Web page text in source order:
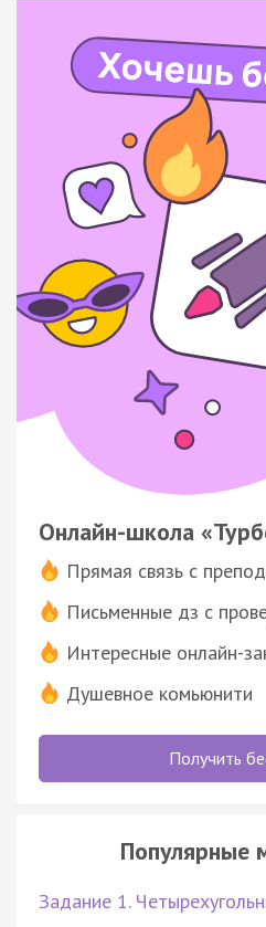
Онлайн-школа
Прямая связь с
Письменные дз с
Интересные онлайн-
Душевное комьюнити
Получить
Популярные
Задание 1.